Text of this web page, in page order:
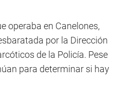
operaba en Canelones,
por la Dirección
de la Policía. Pese
para determinar si hay